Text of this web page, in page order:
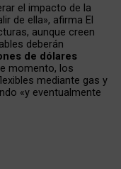
el impacto de la
de ella», afirma El
aunque creen
deberán
de dólares
momento, los
mediante gas y
«y eventualmente